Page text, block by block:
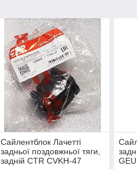
Сайлентблок Лачетті
задньої поздовжньої тяги,
задній CTR CVKH-47